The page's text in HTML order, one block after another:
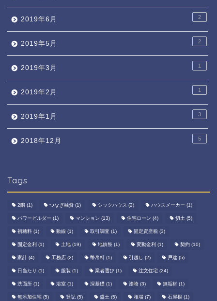
2019年6月 2
2019年5月 2
2019年3月 1
2019年2月 1
2019年1月 3
2018年12月 5
Tags
2階 (1) つなぎ融資 (1) シックハウス (2) ハウスメーカー (1)
パワービルダー (1) マンション (13) 住宅ローン (4) 切土 (5)
初穂料 (1) 動線 (1) 取引調査 (1) 固定資産税 (3)
固定金利 (1) 土地 (19) 地鎮祭 (1) 変動金利 (1) 契約 (10)
家計 (4) 工務店 (2) 幣帛料 (1) 引越し (2) 戸建 (5)
日当たり (1) 服装 (1) 業者選び (1) 注文住宅 (24)
洗面所 (1) 浴室 (1) 深基礎 (1) 漆喰 (3) 無垢材 (1)
無添加住宅 (5) 登記 (5) 盛土 (5) 相場 (7) 石屋根 (1)